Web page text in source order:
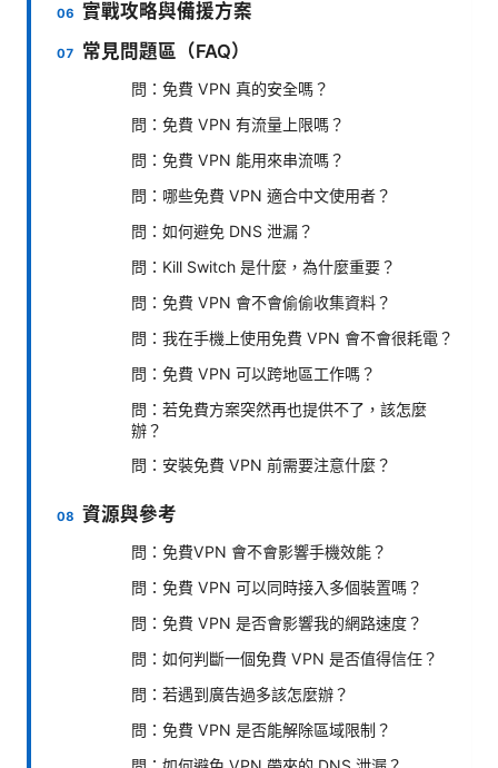
實戰攻略與備援方案
常見問題區（FAQ）
問：免費 VPN 真的安全嗎？
問：免費 VPN 有流量上限嗎？
問：免費 VPN 能用來串流嗎？
問：哪些免費 VPN 適合中文使用者？
問：如何避免 DNS 泄漏？
問：Kill Switch 是什麼，為什麼重要？
問：免費 VPN 會不會偷偷收集資料？
問：我在手機上使用免費 VPN 會不會很耗電？
問：免費 VPN 可以跨地區工作嗎？
問：若免費方案突然再也提供不了，該怎麼
辦？
問：安裝免費 VPN 前需要注意什麼？
資源與參考
問：免費VPN 會不會影響手機效能？
問：免費 VPN 可以同時接入多個裝置嗎？
問：免費 VPN 是否會影響我的網路速度？
問：如何判斷一個免費 VPN 是否值得信任？
問：若遇到廣告過多該怎麼辦？
問：免費 VPN 是否能解除區域限制？